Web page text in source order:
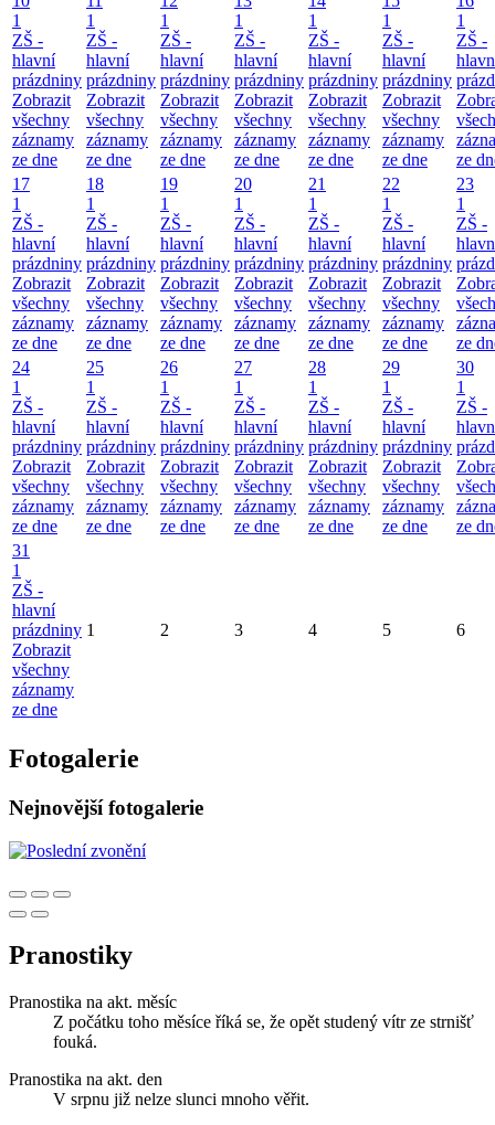
1
ZŠ -
hlavní
prázdniny
Zobrazit
všechny
záznamy
ze dne
1
ZŠ -
hlavní
prázdniny
Zobrazit
všechny
záznamy
ze dne
1
ZŠ -
hlavní
prázdniny
Zobrazit
všechny
záznamy
ze dne
1
ZŠ -
hlavní
prázdniny
Zobrazit
všechny
záznamy
ze dne
1
ZŠ -
hlavní
prázdniny
Zobrazit
všechny
záznamy
ze dne
1
ZŠ -
hlavní
prázdniny
Zobrazit
všechny
záznamy
ze dne
1
ZŠ -
ze
17
1
ZŠ -
hlavní
prázdniny
Zobrazit
všechny
záznamy
ze dne
18
1
ZŠ -
hlavní
prázdniny
Zobrazit
všechny
záznamy
ze dne
19
1
ZŠ -
hlavní
prázdniny
Zobrazit
všechny
záznamy
ze dne
20
1
ZŠ -
hlavní
prázdniny
Zobrazit
všechny
záznamy
ze dne
21
1
ZŠ -
hlavní
prázdniny
Zobrazit
všechny
záznamy
ze dne
22
1
ZŠ -
hlavní
prázdniny
Zobrazit
všechny
záznamy
ze dne
23
1
ZŠ -
ze
24
1
ZŠ -
hlavní
prázdniny
Zobrazit
všechny
záznamy
ze dne
25
1
ZŠ -
hlavní
prázdniny
Zobrazit
všechny
záznamy
ze dne
26
1
ZŠ -
hlavní
prázdniny
Zobrazit
všechny
záznamy
ze dne
27
1
ZŠ -
hlavní
prázdniny
Zobrazit
všechny
záznamy
ze dne
28
1
ZŠ -
hlavní
prázdniny
Zobrazit
všechny
záznamy
ze dne
29
1
ZŠ -
hlavní
prázdniny
Zobrazit
všechny
záznamy
ze dne
30
1
ZŠ -
ze
31
1
ZŠ -
hlavní
prázdniny
Zobrazit
všechny
záznamy
ze dne
1 2 3 4 5 6
Fotogalerie
Nejnovější fotogalerie
Pranostiky
Pranostika na akt. měsíc
Z počátku toho měsíce říká se, že opět studený vítr ze strnišť
fouká.
Pranostika na akt. den
V srpnu již nelze slunci mnoho věřit.